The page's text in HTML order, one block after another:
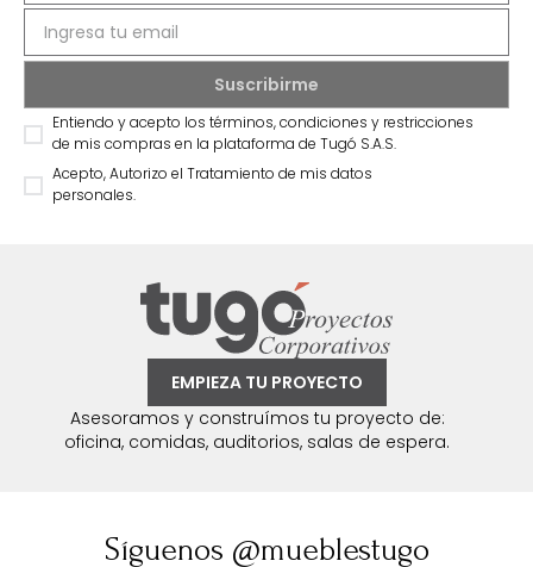
Entiendo y acepto los términos, condiciones y restricciones
de mis compras en la plataforma de Tugó S.A.S.
Acepto, Autorizo el Tratamiento de mis datos
personales.
EMPIEZA TU PROYECTO
Asesoramos y construímos tu proyecto de:
oficina, comidas, auditorios, salas de espera.
Síguenos @mueblestugo